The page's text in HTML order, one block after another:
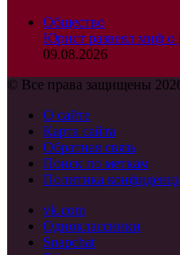
Общество
Юрист развеял миф о
09.08.2026
© Все права защищены
О сайте
Карта сайта
Обратная связь
Поиск по меткам
Политика
vk.com
Одноклассники
Snapchat